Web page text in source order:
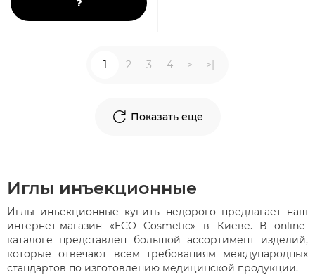
Показать еще
1 2 3 4 > >|
Иглы инъекционные
Иглы инъекционные купить недорого предлагает наш
интернет-магазин «ECO Cosmetic» в Киеве. В online-
каталоге представлен большой ассортимент изделий,
которые отвечают всем требованиям международных
стандартов по изготовлению медицинской продукции.